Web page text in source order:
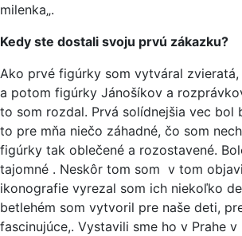
milenka„.
Kedy ste dostali svoju prvú zákazku?
Ako prvé figúrky som vytváral
a potom figúrky Jánošíkov a
to som rozdal. Prvá solídnejšia vec bol
to pre mňa niečo záhadné, čo som
figúrky tak oblečené a rozostavené.
tajomné . Neskôr tom som v tom
ikonografie vyrezal som ich niekoľko
betlehém som vytvoril pre naše deti,
fascinujúce,. Vystavili sme ho v Prahe